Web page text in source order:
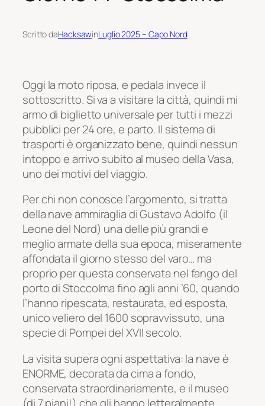
Scritto daHacksawinLuglio 2025 – Capo Nord
Oggi la moto riposa, e pedala invece il
sottoscritto. Si va a visitare la città, quindi mi
armo di biglietto universale per tutti i mezzi
pubblici per 24 ore, e parto. Il sistema di
trasporti è organizzato bene, quindi nessun
intoppo e arrivo subito al museo della Vasa,
uno dei motivi del viaggio.
Per chi non conosce l’argomento, si tratta
della nave ammiraglia di Gustavo Adolfo (il
Leone del Nord) una delle più grandi e
meglio armate della sua epoca, miseramente
affondata il giorno stesso del varo… ma
proprio per questa conservata nel fango del
porto di Stoccolma fino agli anni ’60, quando
l’hanno ripescata, restaurata, ed esposta,
unico veliero del 1600 sopravvissuto, una
specie di Pompei del XVII secolo.
La visita supera ogni aspettativa: la nave è
ENORME, decorata da cima a fondo,
conservata straordinariamente, e il museo
(di 7 piani!) che gli hanno letteralmente